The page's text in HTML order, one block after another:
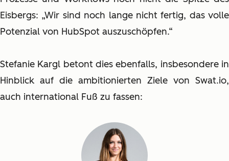
Eisbergs: „Wir sind noch lange nicht fertig, das volle
Potenzial von HubSpot auszuschöpfen.“
Stefanie Kargl betont dies ebenfalls, insbesondere in
Hinblick auf die ambitionierten Ziele von Swat.io,
auch international Fuß zu fassen: